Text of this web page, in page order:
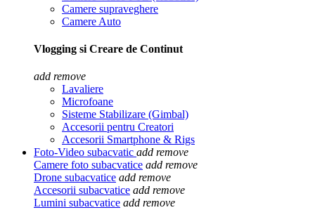
Camere supraveghere
Camere Auto
Vlogging si Creare de Continut
add remove
Lavaliere
Microfoane
Sisteme Stabilizare (Gimbal)
Accesorii pentru Creatori
Accesorii Smartphone & Rigs
Foto-Video subacvatic add remove
Camere foto subacvatice add remove
Drone subacvatice add remove
Accesorii subacvatice add remove
Lumini subacvatice add remove